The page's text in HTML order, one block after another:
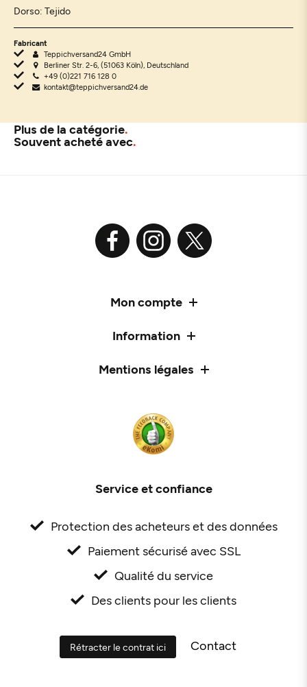
Dorso: Tejido
Fabricant
Teppichversand24 GmbH
Berliner Str. 2-6, (51063 Köln), Deutschland
+49 (0)221 716 128 0
kontakt@teppichversand24.de
Plus de la catégorie
Souvent acheté avec
Mon compte
Information
Mentions légales
Service et confiance
Protection des acheteurs et des données
Paiement sécurisé avec SSL
Qualité du service
Des clients pour les clients
Rétracter le contrat ici Contact